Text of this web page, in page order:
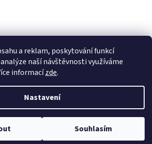
a reklam, poskytování funkcí
naší návštěvnosti využíváme
informacízde.
Nastavení
Souhlasím
. Všechna práva vyhrazena.Upravit nastavení